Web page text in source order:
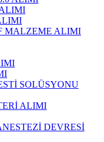
MALZEME ALIMI
SOLÜSYONU
ALIMI
DEVRESİ